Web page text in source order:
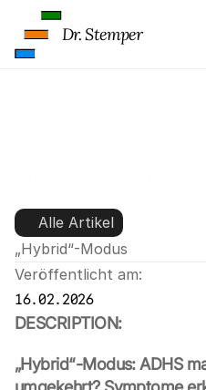
umgekehrt
Alle Artikel
„Hybrid“-Modus
Veröffentlicht am:
16.02.2026
DESCRIPTION:
„Hybrid“-Modus: ADHS
Dr. Stemper